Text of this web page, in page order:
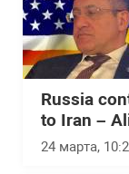
Russia
to Iran –
24 марта,